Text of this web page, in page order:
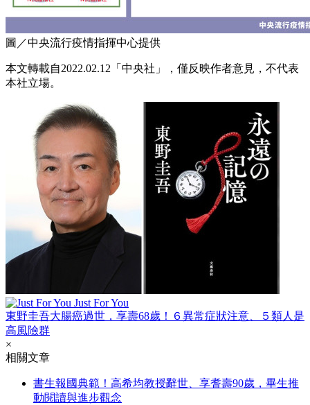
圖／中央流行疫情指揮中心提供
本文轉載自2022.02.12「中央社」，僅反映作者意見，不代表
本社立場。
Just For You
東野圭吾大腸癌過世，享壽68歲！６異常症狀注意、５類人是
高風險群
×
相關文章
書生報國典範！高希均教授辭世、享耆壽90歲，畢生推
動閱讀與進步觀念